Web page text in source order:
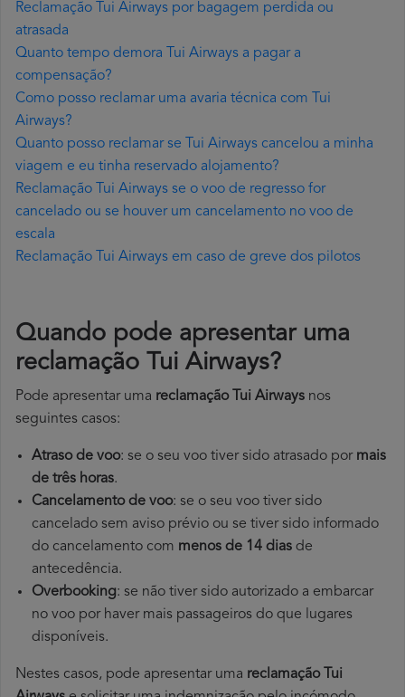
Reclamação Tui Airways por bagagem perdida ou
atrasada
Quanto tempo demora Tui Airways a pagar a
compensação?
Como posso reclamar uma avaria técnica com Tui
Airways?
Quanto posso reclamar se Tui Airways cancelou a minha
viagem e eu tinha reservado alojamento?
Reclamação Tui Airways se o voo de regresso for
cancelado ou se houver um cancelamento no voo de
escala
Reclamação Tui Airways em caso de greve dos pilotos
Quando pode apresentar uma
reclamação Tui Airways?
Pode apresentar uma reclamação Tui Airways nos
seguintes casos:
Atraso de voo: se o seu voo tiver sido atrasado por mais
de três horas.
Cancelamento de voo: se o seu voo tiver sido
cancelado sem aviso prévio ou se tiver sido informado
do cancelamento com menos de 14 dias de
antecedência.
Overbooking: se não tiver sido autorizado a embarcar
no voo por haver mais passageiros do que lugares
disponíveis.
Nestes casos, pode apresentar uma reclamação Tui